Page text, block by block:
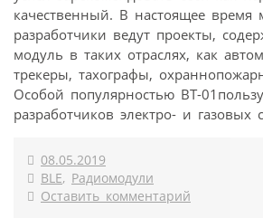
качественный. В настоящее время
разработчики ведут проекты,
модуль в таких отраслях, как
трекеры, тахографы,
Особой популярностью BT-
разработчиков электро- и газовых
08.05.2019
BLE, Радиомодули
Оставить комментарий